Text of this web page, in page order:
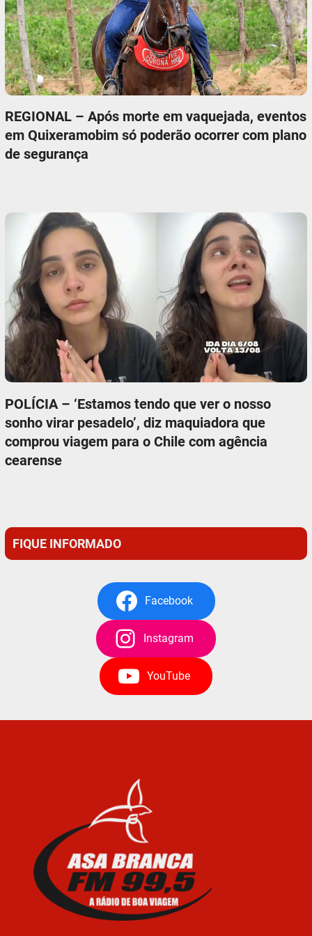
REGIONAL – Após morte em vaquejada, eventos
em Quixeramobim só poderão ocorrer com plano
de segurança
POLÍCIA – ‘Estamos tendo que ver o nosso
sonho virar pesadelo’, diz maquiadora que
comprou viagem para o Chile com agência
cearense
FIQUE INFORMADO
Facebook
Instagram
YouTube